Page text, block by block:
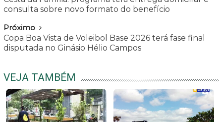
consulta sobre novo formato do benefício
Próximo
Copa Boa Vista de Voleibol Base 2026 terá fase final
disputada no Ginásio Hélio Campos
VEJA TAMBÉM